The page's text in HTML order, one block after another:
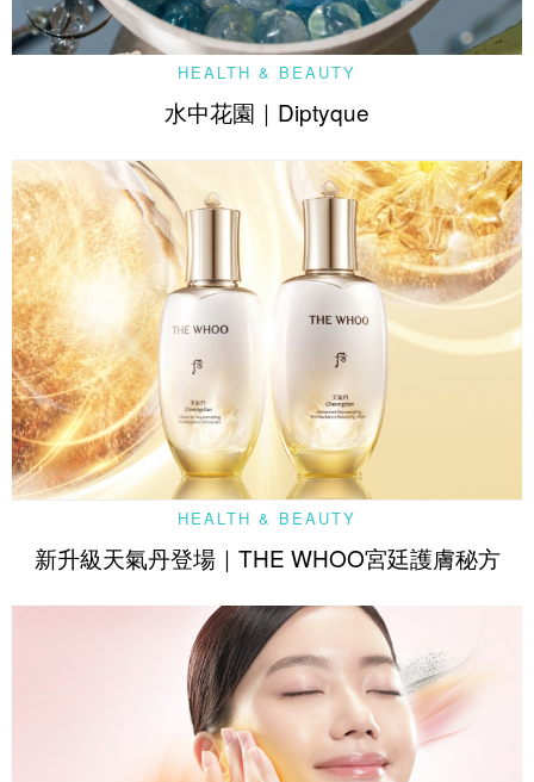
HEALTH & BEAUTY
水中花園｜Diptyque
HEALTH & BEAUTY
新升級天氣丹登場｜THE WHOO宮廷護膚秘方